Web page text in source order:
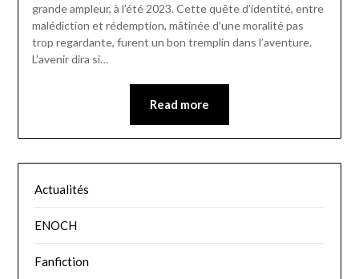
grande ampleur, à l’été 2023. Cette quête d’identité, entre
malédiction et rédemption, mâtinée d’une moralité pas
trop regardante, furent un bon tremplin dans l’aventure.
L’avenir dira si…
Read more
Actualités
ENOCH
Fanfiction